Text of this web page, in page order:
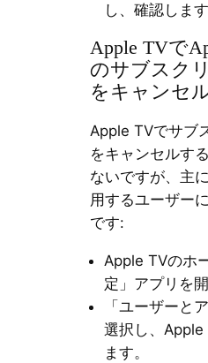
し、確認します
Apple TVで
のサブスク
をキャンセ
Apple TVでサブ
をキャンセルす
ないですが、主
用するユーザー
です:
Apple TVのホ
定」アプリを開
「ユーザーと
選択し、Apple
ます。